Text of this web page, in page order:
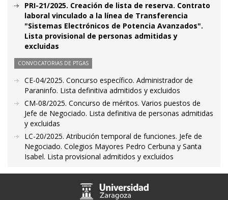
PRI-21/2025. Creación de lista de reserva. Contrato
laboral vinculado a la línea de Transferencia
"Sistemas Electrónicos de Potencia Avanzados".
Lista provisional de personas admitidas y
excluidas
CONVOCATORIAS DE PTGAS
CE-04/2025. Concurso específico. Administrador de
Paraninfo. Lista definitiva admitidos y excluidos
CM-08/2025. Concurso de méritos. Varios puestos de
Jefe de Negociado. Lista definitiva de personas admitidas
y excluidas
LC-20/2025. Atribución temporal de funciones. Jefe de
Negociado. Colegios Mayores Pedro Cerbuna y Santa
Isabel. Lista provisional admitidos y excluidos